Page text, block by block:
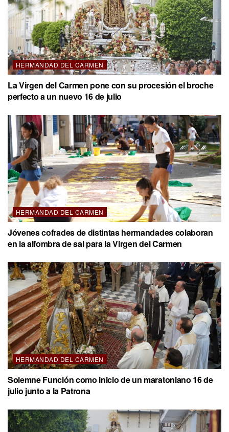
HERMANDAD DEL CARMEN
La Virgen del Carmen pone con su procesión el broche
perfecto a un nuevo 16 de julio
HERMANDAD DEL CARMEN
Jóvenes cofrades de distintas hermandades colaboran
en la alfombra de sal para la Virgen del Carmen
HERMANDAD DEL CARMEN
Solemne Función como inicio de un maratoniano 16 de
julio junto a la Patrona